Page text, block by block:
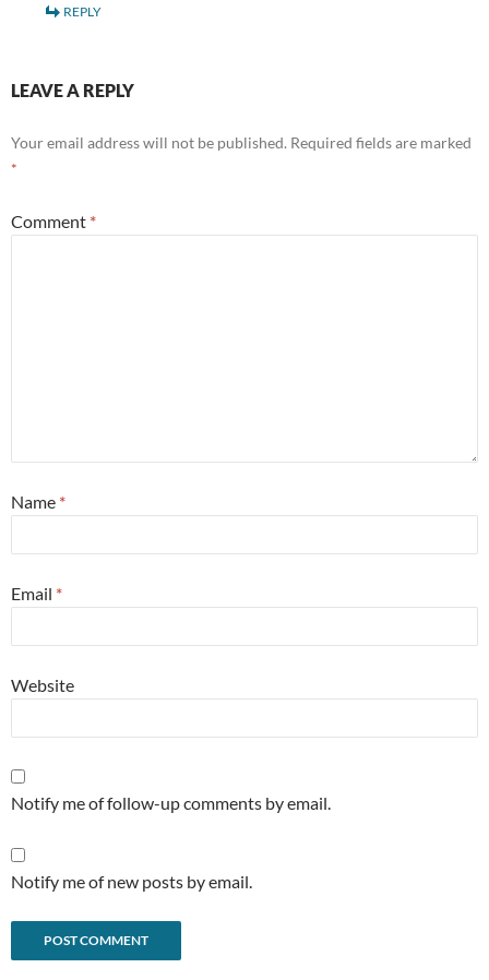
REPLY
LEAVE A REPLY
Your email address will not be published. Required fields are marked
*
Comment *
Name *
Email *
Website
Notify me of follow-up comments by email.
Notify me of new posts by email.